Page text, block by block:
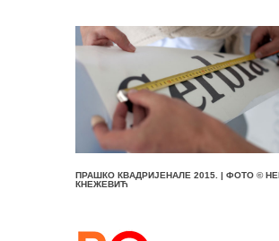
ПРАШКО КВАДРИЈЕНАЛЕ 2015. | ФОТО ©
КНЕЖЕВИЋ